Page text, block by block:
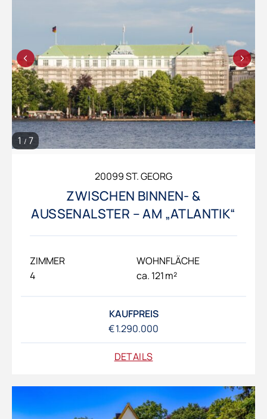
1 / 7
20099 ST. GEORG
ZWISCHEN BINNEN- &
AUSSENALSTER – AM „ATLANTIK“
ZIMMER
4
WOHNFLÄCHE
ca. 121 m²
KAUFPREIS
€ 1.290.000
DETAILS